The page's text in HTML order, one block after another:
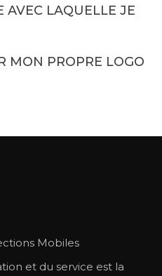
AVEC LAQUELLE JE
MON PROPRE LOGO
Mobiles
et du service est la